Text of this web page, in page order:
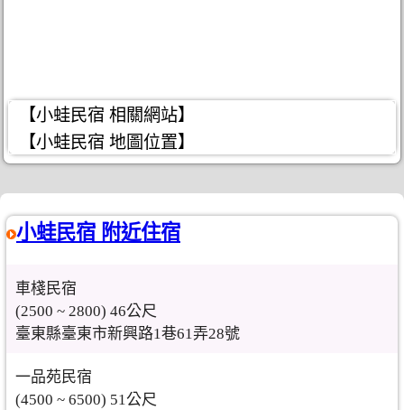
【小蛙民宿 相關網站】
【小蛙民宿 地圖位置】
小蛙民宿 附近住宿
車棧民宿
(2500 ~ 2800) 46公尺
臺東縣臺東市新興路1巷61弄28號
一品苑民宿
(4500 ~ 6500) 51公尺